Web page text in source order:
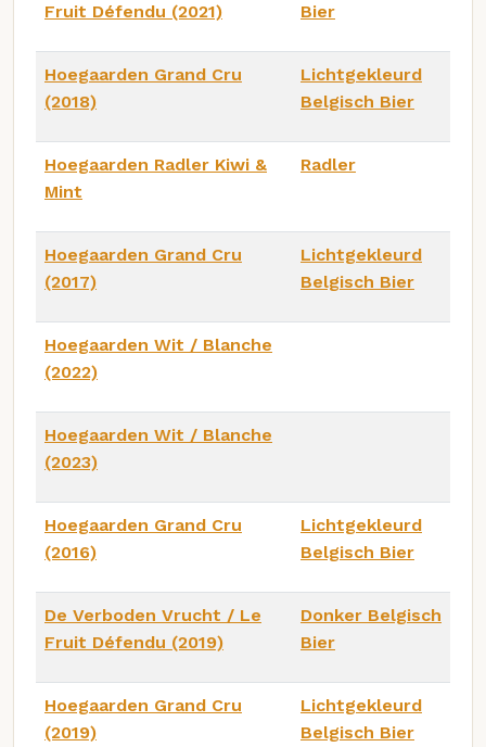
Fruit Défendu (2021)
Bier
Hoegaarden Grand Cru
(2018)
Lichtgekleurd
Belgisch Bier
Hoegaarden Radler Kiwi &
Mint
Radler
Hoegaarden Grand Cru
(2017)
Lichtgekleurd
Belgisch Bier
Hoegaarden Wit / Blanche
(2022)
Hoegaarden Wit / Blanche
(2023)
Hoegaarden Grand Cru
(2016)
Lichtgekleurd
Belgisch Bier
De Verboden Vrucht / Le
Fruit Défendu (2019)
Donker Belgisch
Bier
Hoegaarden Grand Cru
(2019)
Lichtgekleurd
Belgisch Bier